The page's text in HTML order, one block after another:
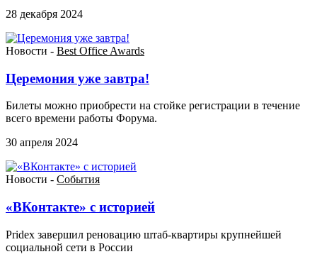
28 декабря 2024
Новости - Best Office Awards
Церемония уже завтра!
Билеты можно приобрести на стойке регистрации в течение
всего времени работы Форума.
30 апреля 2024
Новости - События
«ВКонтакте» с историей
Pridex завершил реновацию штаб-квартиры крупнейшей
социальной сети в России